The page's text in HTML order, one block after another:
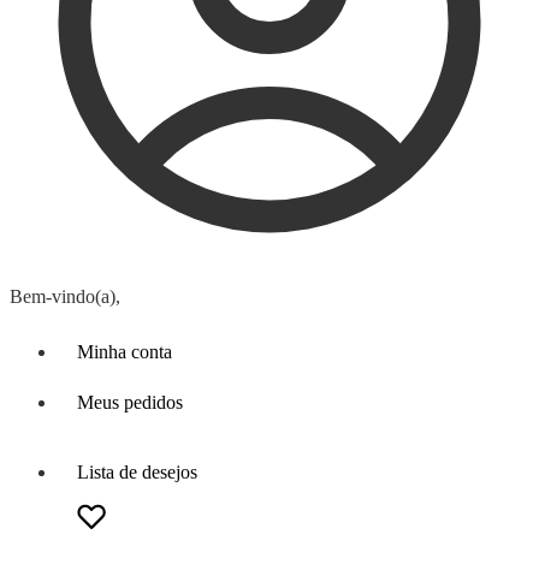
Bem-vindo(a),
Minha conta
Meus pedidos
Lista de desejos